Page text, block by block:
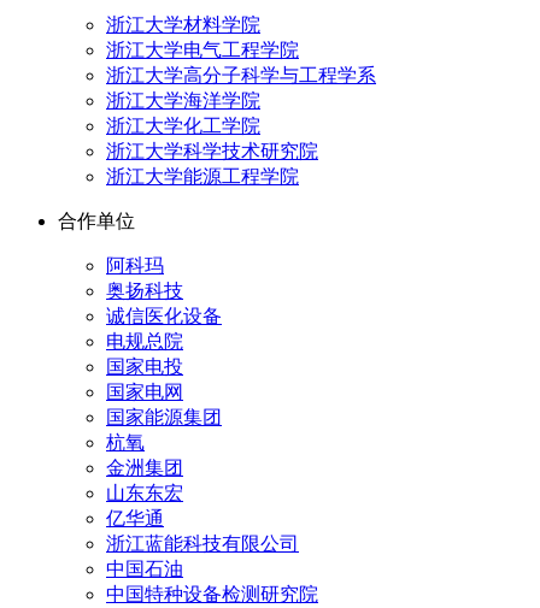
浙江大学材料学院
浙江大学电气工程学院
浙江大学高分子科学与工程学系
浙江大学海洋学院
浙江大学化工学院
浙江大学科学技术研究院
浙江大学能源工程学院
合作单位
阿科玛
奥扬科技
诚信医化设备
电规总院
国家电投
国家电网
国家能源集团
杭氧
金洲集团
山东东宏
亿华通
浙江蓝能科技有限公司
中国石油
中国特种设备检测研究院